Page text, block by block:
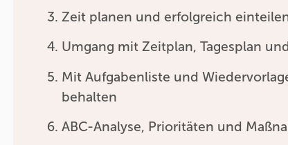
Zeit planen und erfolgreich
Umgang mit Zeitplan, Tagesplan
Mit Aufgabenliste und
behalten
ABC-Analyse, Prioritäten und